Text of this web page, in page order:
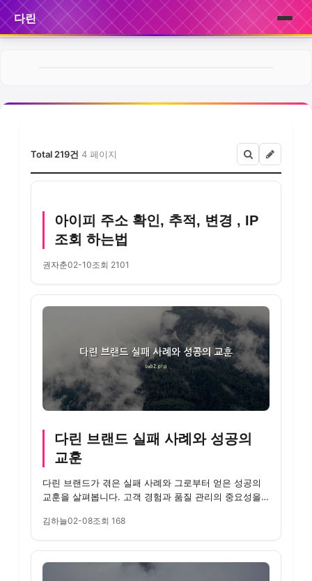
다린
서비스Total 219건 4 페이지
아이피 주소 확인, 추적, 변경 , IP
조회 하는법
권자춘02-10조회 2101
다린 브랜드 실패 사례와 성공의
교훈
다린 브랜드가 겪은 실패 사례와 그로부터 얻은 성공의
교훈을 살펴봅니다. 고객 경험과 품질 관리의 중요성을
김하늘02-08조회 168